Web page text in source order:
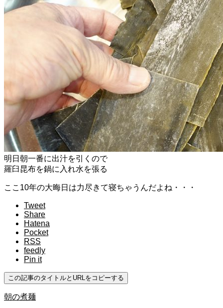
明日朝一番に出汁を引くので
羅臼昆布を鍋に入れ水を張る
ここ10年の大晦日は力尽きて寝ちゃうんだよね・・・
Tweet
Share
Hatena
Pocket
RSS
feedly
Pin it
この記事のタイトルとURLをコピーする
朝の煮麺